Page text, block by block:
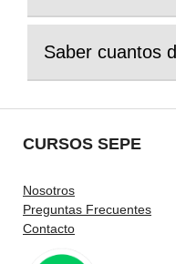
Saber cuantos
CURSOS SEPE
Nosotros
Preguntas Frecuentes
Contacto